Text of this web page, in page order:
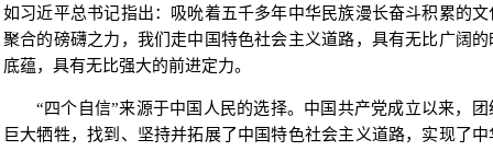
如习近平总书记指出：吸吮着五千多年中华民族漫长奋斗积累的
聚合的磅礴之力，我们走中国特色社会主义道路，具有无比广阔
底蕴，具有无比强大的前进定力。
“四个自信”来源于中国人民的选择。中国共产党成立以来，
巨大牺牲，找到、坚持并拓展了中国特色社会主义道路，实现了